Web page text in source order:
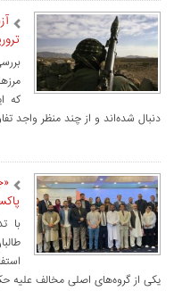
که
دنبال شده‌اند و از چند منظر واجد
با
یکی از گروه‌های اصلی مخالف علیه